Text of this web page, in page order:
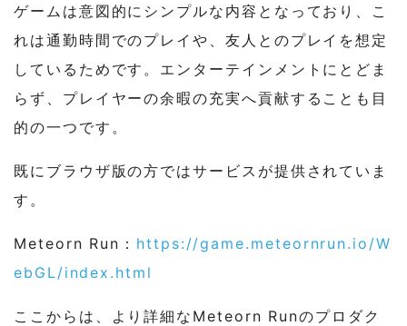
ゲームは意図的にシンプルな内容となっており、こ
れは通勤時間でのプレイや、友人とのプレイを想定
しているためです。エンターテインメントにとどま
らず、プレイヤーの余暇の充実へ貢献することも目
的の一つです。
既にブラウザ版の方ではサービスが提供されていま
す。
Meteorn Run： https://game.meteornrun.io/W
ebGL/index.html
ここからは、より詳細なMeteorn Runのプロダク